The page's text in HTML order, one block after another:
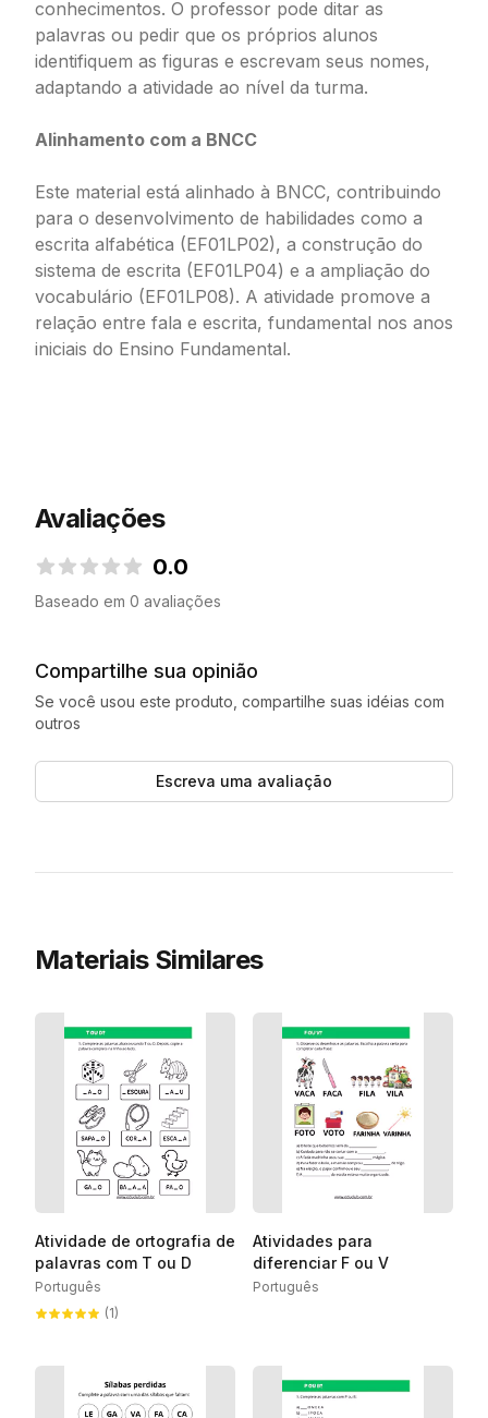
conhecimentos. O professor pode ditar as
palavras ou pedir que os próprios alunos
identifiquem as figuras e escrevam seus nomes,
adaptando a atividade ao nível da turma.
Alinhamento com a BNCC
Este material está alinhado à BNCC, contribuindo
para o desenvolvimento de habilidades como a
escrita alfabética (EF01LP02), a construção do
sistema de escrita (EF01LP04) e a ampliação do
vocabulário (EF01LP08). A atividade promove a
relação entre fala e escrita, fundamental nos anos
iniciais do Ensino Fundamental.
Avaliações
0.0
Baseado em 0 avaliações
Compartilhe sua opinião
Se você usou este produto, compartilhe suas idéias com
outros
Escreva uma avaliação
Materiais Similares
Atividade de ortografia de
palavras com T ou D
Português
(1)
Atividades para
diferenciar F ou V
Português